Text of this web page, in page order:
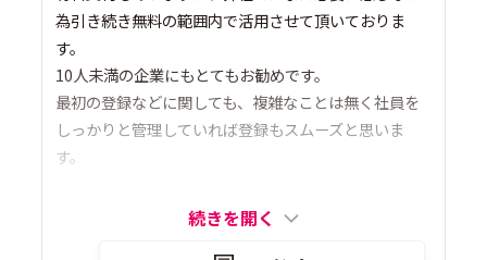
為引き続き無料の範囲内で活用させて頂いておりま
す。
10人未満の企業にもとてもお勧めです。
最初の登録などに関しても、複雑なことは無く社員を
しっかりと管理していれば登録もスムーズと思いま
す。
続きを開く